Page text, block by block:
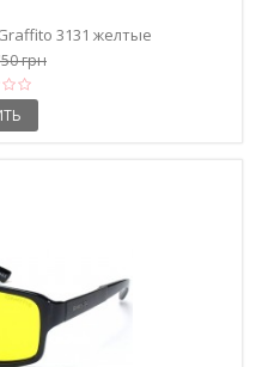
3131 желтые
грн